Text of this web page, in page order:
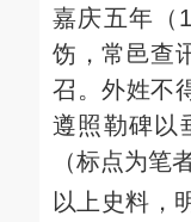
嘉庆五年（
饬，常邑查
召。外姓不
遵照勒碑以
（标点为笔
以上史料，